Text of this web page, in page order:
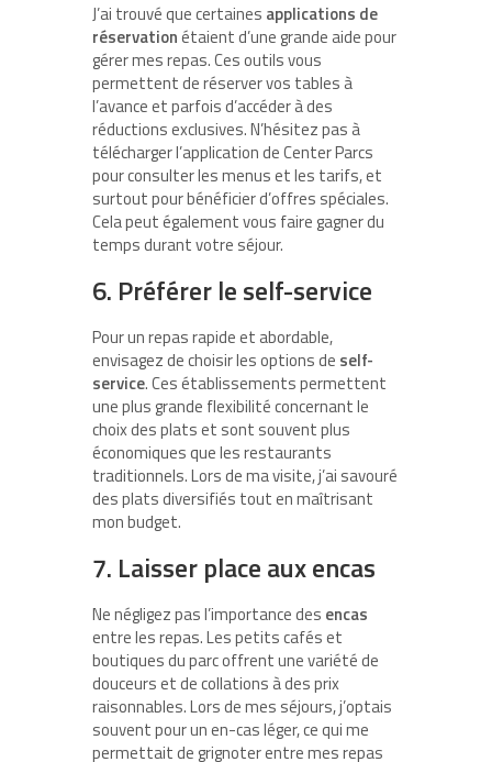
J’ai trouvé que certaines applications de
réservationétaient d’une grande aide pour
gérer mes repas. Ces outils vous
permettent de réserver vos tables à
l’avance et parfois d’accéder à des
réductions exclusives. N’hésitez pas à
télécharger l’application de Center Parcs
pour consulter les menus et les tarifs, et
surtout pour bénéficier d’offres spéciales.
Cela peut également vous faire gagner du
temps durant votre séjour.
6. Préférer le self-service
Pour un repas rapide et abordable,
envisagez de choisir les options de self-
service. Ces établissements permettent
une plus grande flexibilité concernant le
choix des plats et sont souvent plus
économiques que les restaurants
traditionnels. Lors de ma visite, j’ai savouré
des plats diversifiés tout en maîtrisant
mon budget.
7. Laisser place aux encas
Ne négligez pas l’importance des encas
entre les repas. Les petits cafés et
boutiques du parc offrent une variété de
douceurs et de collations à des prix
raisonnables. Lors de mes séjours, j’optais
souvent pour un en-cas léger, ce qui me
permettait de grignoter entre mes repas